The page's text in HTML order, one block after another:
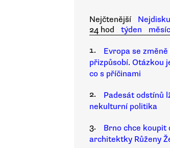
Nejčtenější
24 hod
týden
měsíc
1.
Evropa se
přizpůsobí. Otázkou
co s příčinami
2.
Padesát odstínů
nekulturní politika
3.
Brno chce koupit
architektky Růženy